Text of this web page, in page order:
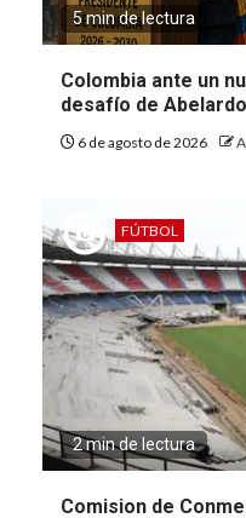
5 min de lectura
Colombia ante un
desafío de
6 de agosto de 2026
FÚTBOL
2 min de lectura
Comision de